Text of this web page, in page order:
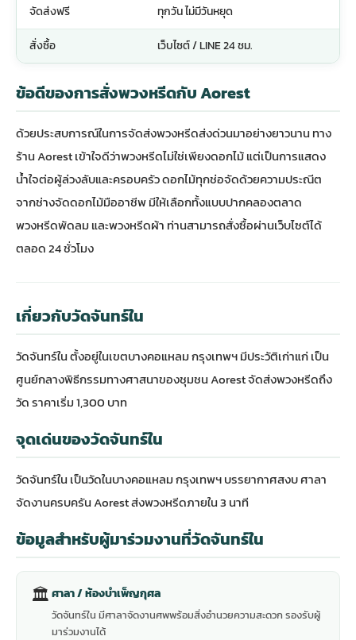
จัดส่งฟรี ทุกวัน ไม่มีวันหยุด
สั่งซื้อ เว็บไซต์ / LINE 24 ชม.
ข้อดีของการสั่งพวงหรีดกับ Aorest
ด้วยประสบการณ์ในการจัดส่งพวงหรีดส่งด่วนมาอย่างยาวนาน ทาง
ร้าน Aorest เข้าใจดีว่าพวงหรีดไม่ใช่เพียงดอกไม้ แต่เป็นการแสดง
น้ำใจต่อผู้ล่วงลับและครอบครัว ดอกไม้ทุกช่อจัดด้วยความประณีต
จากช่างจัดดอกไม้มืออาชีพ มีให้เลือกทั้งแบบปากคลองตลาด
พวงหรีดพัดลมและพวงหรีดผ้า ท่านสามารถสั่งซื้อผ่านเว็บไซต์ได้
ตลอด 24 ชั่วโมง
เกี่ยวกับวัดจันทร์ใน
วัดจันทร์ใน ตั้งอยู่ในเขตบางคอแหลม กรุงเทพฯ มีประวัติเก่าแก่ เป็น
ศูนย์กลางพิธีกรรมทางศาสนาของชุมชน Aorest จัดส่งพวงหรีดถึง
วัด ราคาเริ่ม 1,300 บาท
จุดเด่นของวัดจันทร์ใน
วัดจันทร์ใน เป็นวัดในบางคอแหลม กรุงเทพฯ บรรยากาศสงบ ศาลา
จัดงานครบครัน Aorest ส่งพวงหรีดภายใน 3 นาที
ข้อมูลสำหรับผู้มาร่วมงานที่วัดจันทร์ใน
🏛 ศาลา / ห้องบำเพ็ญกุศล
วัดจันทร์ใน มีศาลาจัดงานศพพร้อมสิ่งอำนวยความสะดวก รองรับผู้
มาร่วมงานได้